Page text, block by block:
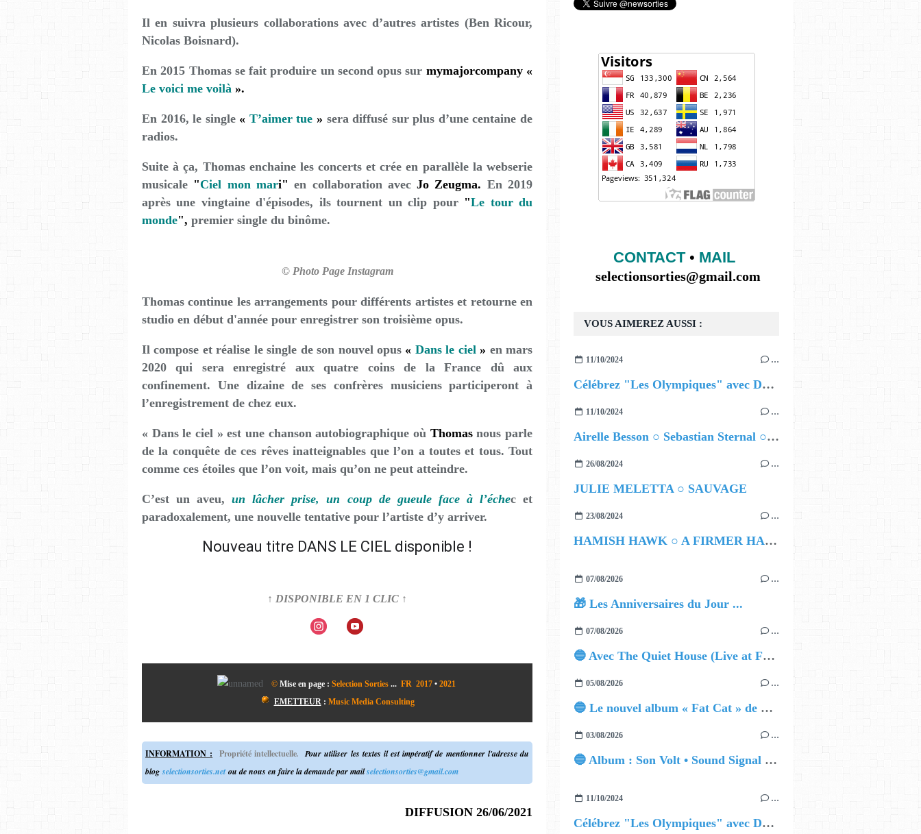
Il en suivra plusieurs collaborations avec d’autres artistes (Ben Ricour,
Nicolas Boisnard).
En 2015 Thomas se fait produire un second opus sur mymajorcompany «
Le voici me voilà ».
En 2016, le single« T’aimer tue » sera diffusé sur plus d’une centaine de
radios.
Suite à ça, Thomas enchaine les concerts et crée en parallèle la webserie
musicale "Ciel mon mari"en collaboration avecJo Zeugma. En 2019
après une vingtaine d'épisodes, ils tournent un clip pour "Le tour du
monde", premier single du binôme.
© Photo Page Instagram
Thomas continue les arrangements pour différents artistes et retourne en
studio en début d'année pour enregistrer son troisième opus.
Il compose et réalise le single de son nouvel opus « Dans le ciel» en mars
2020 qui sera enregistré aux quatre coins de la France dû aux
confinement. Une dizaine de ses confrères musiciens participeront à
l’enregistrement de chez eux.
« Dans le ciel » est une chanson autobiographique où Thomasnous parle
de la conquête de ces rêves inatteignables que l’on a toutes et tous. Tout
comme ces étoiles que l’on voit, mais qu’on ne peut atteindre.
C’est un aveu, un lâcher prise, un coup de gueule face à l’échec et
paradoxalement, une nouvelle tentative pour l’artiste d’y arriver.
Nouveau titre DANS LE CIEL disponible !
↑ DISPONIBLE EN 1 CLIC ↑
© Mise en page : Selection Sorties ... FR 2017 •2021
EMETTEUR: Music Media Consulting
INFORMATION : Propriété intellectuelle. Pour utiliser les textes il est impératif de mentionner l'adresse du
blogselectionsorties.net ou de nous en faire la demande par mailselectionsorties@gmail.com
DIFFUSION 26/06/2021
VOUS AIMEREZ AUSSI :
11/10/2024 …
Célébrez "Les Olympiques" avec DVTR !
11/10/2024 …
Airelle Besson ○ Sebastian Sternal ○ Jonas Burgwinkel
26/08/2024 …
JULIE MELETTA ○ SAUVAGE
23/08/2024 …
HAMISH HAWK ○ A FIRMER HAND
07/08/2026 …
🎁 Les Anniversaires du Jour ...
07/08/2026 …
🔵 Avec The Quiet House (Live at Funkhaus), Kenzo Zurzolo livre une performance aussi intense qu'envoûtante.
05/08/2026 …
🔵 Le nouvel album « Fat Cat » de Delilah Holliday (sortie le 30 Octobre 2026)
03/08/2026 …
🔵 Album : Son Volt • Sound Signal Serenades
11/10/2024 …
Célébrez "Les Olympiques" avec DVTR !
CONTACT• MAIL
selectionsorties@gmail.com